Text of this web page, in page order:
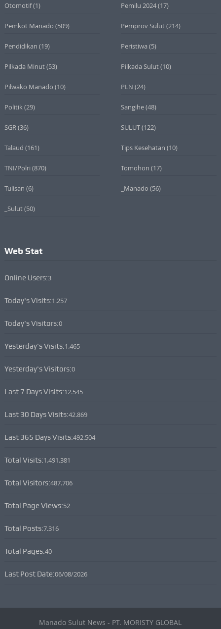
Otomotif(1) Pemilu 2024(17)
Pemkot Manado (509) Pemprov Sulut(214)
Pendidikan (19) Peristiwa (5)
Pilkada Minut(53) Pilkada Sulut(10)
Pilwako Manado (10) PLN (24)
Politik(29) Sangihe(48)
SGR(36) SULUT(122)
Talaud (161) Tips Kesehatan (10)
TNI/Polri (870) Tomohon (17)
Tulisan (6) _Manado (56)
_Sulut(50)
Web Stat
Online Users:3
Today's Visits:1.257
Today's Visitors:0
Yesterday's Visits:1.465
Yesterday's Visitors:0
Last 7 Days Visits:12.545
Last 30 Days Visits:42.869
Last 365 Days Visits:492.504
Total Visits:1.491.381
Total Visitors:487.706
Total Page Views:52
Total Posts:7.316
Total Pages:40
Last Post Date:06/08/2026
Manado Sulut News - PT. MORISTY GLOBAL